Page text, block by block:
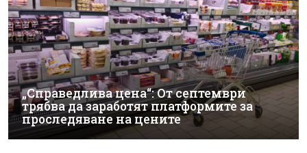
„Справедлива цена“: От септември
трябва да заработят платформите за
проследяване на цените